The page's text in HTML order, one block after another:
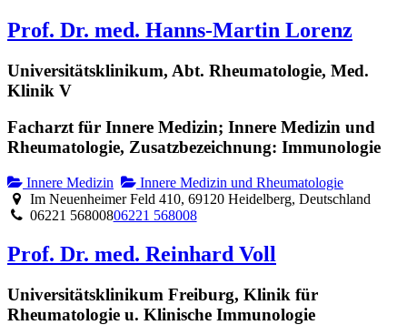
Prof. Dr. med. Hanns-Martin Lorenz
Universitätsklinikum, Abt. Rheumatologie, Med.
Klinik V
Facharzt für Innere Medizin; Innere Medizin und
Rheumatologie, Zusatzbezeichnung: Immunologie
Innere Medizin
Innere Medizin und Rheumatologie
Im Neuenheimer Feld 410, 69120 Heidelberg, Deutschland
06221 56800806221 568008
Prof. Dr. med. Reinhard Voll
Universitätsklinikum Freiburg, Klinik für
Rheumatologie u. Klinische Immunologie